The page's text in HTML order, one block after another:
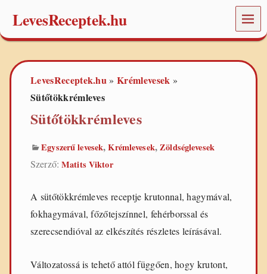
LevesReceptek.hu
v
e
MEN
Ü
LevesReceptek.hu»Krémlevesek »
Sütőtökkrémleves
Sütőtökkrémleves
Egyszerű levesek,Krémlevesek,Zöldséglevesek
Szerző:Matits Viktor
A sütőtökkrémleves receptje krutonnal, hagymával,
fokhagymával, főzőtejszínnel, fehérborssal és
szerecsendióval az elkészítés részletes leírásával.
Változatossá is tehető attól függően, hogy krutont,